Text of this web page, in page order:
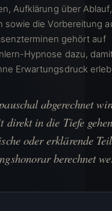
Aufklärung über Ablauf,
sowie die Vorbereitung
gehört auf
Hypnose dazu,
Erwartungsdruck
abgerechnet
direkt in die Tiefe
oder erklärende
berechnet